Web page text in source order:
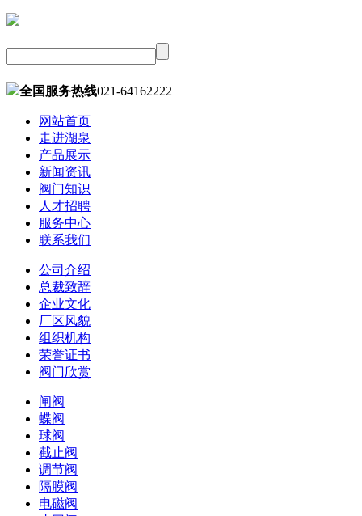
全国服务热线021-64162222
网站首页
走进湖泉
产品展示
新闻资讯
阀门知识
人才招聘
服务中心
联系我们
公司介绍
总裁致辞
企业文化
厂区风貌
组织机构
荣誉证书
阀门欣赏
闸阀
蝶阀
球阀
截止阀
调节阀
隔膜阀
电磁阀